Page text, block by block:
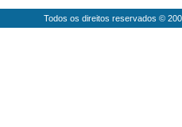
Todos os direitos reservados ©